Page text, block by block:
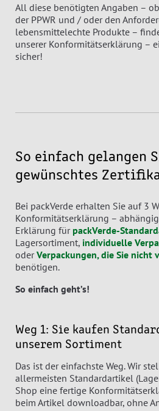
All diese benötigten Angaben –
der PPWR und / oder den
lebensmittelechte Produkte –
unserer Konformitätserklärung –
sicher!
So einfach gelangen
gewünschtes
Bei packVerde erhalten Sie auf 3
Konformitätserklärung –
Erklärung für packVerde-
Lagersortiment, individuelle
oderVerpackungen, die Sie nicht
benötigen.
So einfach geht’s!
Weg 1: Sie kaufen
unserem Sortiment
Das ist der einfachste Weg. Wir
allermeisten Standardartikel
Shop eine fertige
beim Artikel downloadbar, ohne